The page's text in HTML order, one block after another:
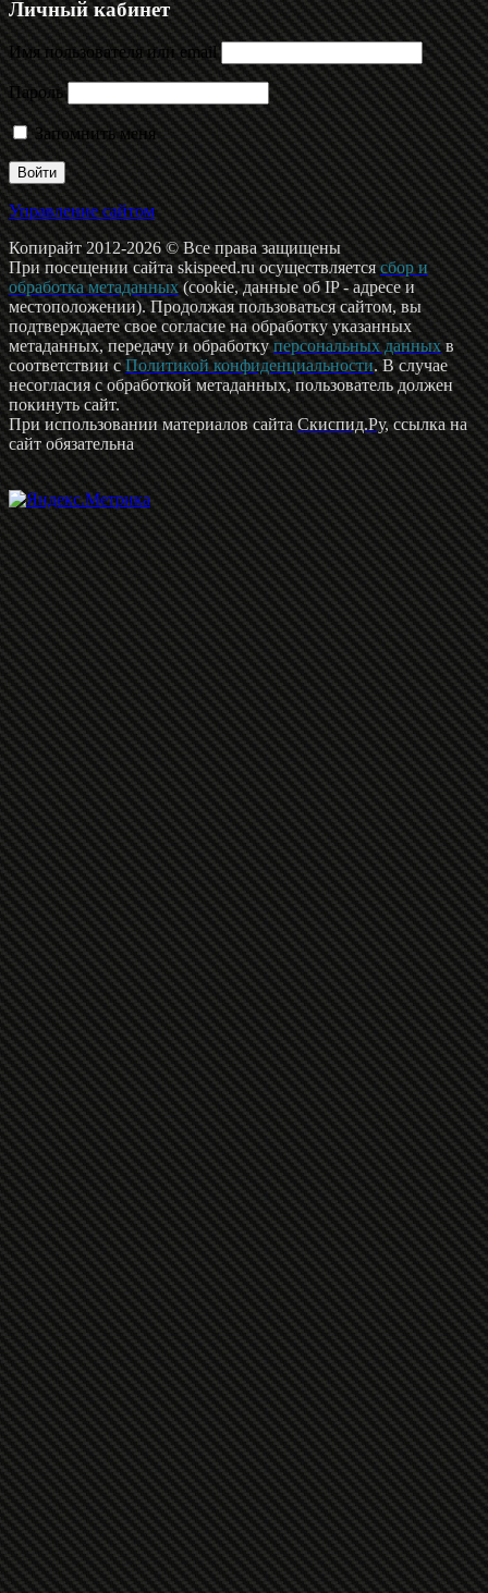
Личный кабинет
Имя пользователя или email
Пароль
Запомнить меня
Управление сайтом
Копирайт 2012-2026 © Все права защищены
При посещении сайта skispeed.ru осуществляетсясбор и
обработка метаданных(cookie, данные об IP - адресе и
местоположении). Продолжая пользоваться сайтом, вы
подтверждаете свое согласие на обработку указанных
метаданных, передачу и обработкуперсональных данныхв
соответствии сПолитикой конфиденциальности. В случае
несогласия с обработкой метаданных, пользователь должен
покинуть сайт.
При использовании материалов сайтаСкиспид.Ру, ссылка на
сайт обязательна